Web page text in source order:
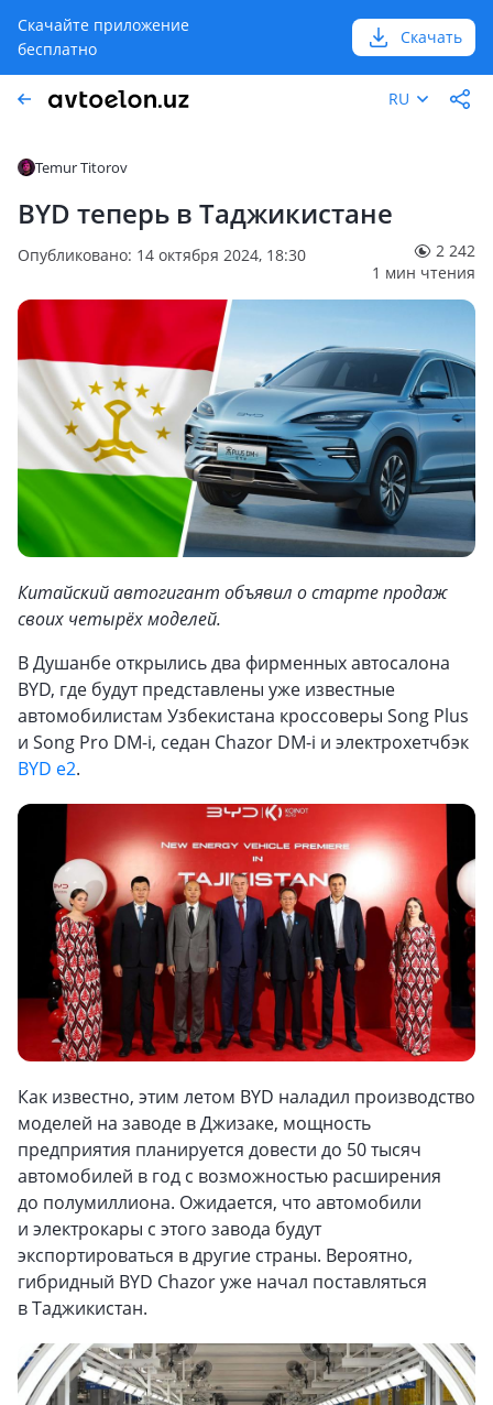
Скачайте приложение
бесплатно
Скачать
RU
Temur Titorov
BYD теперь в Таджикистане
Опубликовано: 14 октября 2024, 18:30
2 242
1 мин чтения
Китайский автогигант объявил о старте продаж
своих четырёх моделей.
В Душанбе открылись два фирменных автосалона
BYD, где будут представлены уже известные
автомобилистам Узбекистана кроссоверы Song Plus
и Song Pro DM-i, седан Chazor DM-i и электрохетчбэк
BYD e2.
Как известно, этим летом BYD наладил производство
моделей на заводе в Джизаке, мощность
предприятия планируется довести до 50 тысяч
автомобилей в год с возможностью расширения
до полумиллиона. Ожидается, что автомобили
и электрокары с этого завода будут
экспортироваться в другие страны. Вероятно,
гибридный BYD Chazor уже начал поставляться
в Таджикистан.